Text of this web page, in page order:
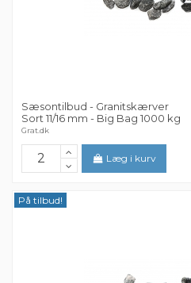
Sæsontilbud - Granitskærver
Sort 11/16 mm - Big Bag 1000 kg
Grat.dk
Læg i kurv
På tilbud!